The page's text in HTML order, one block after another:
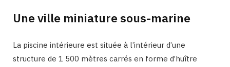
Une ville miniature sous-marine
La piscine intérieure est située à l’intérieur d’une
structure de 1 500 mètres carrés en forme d’huître